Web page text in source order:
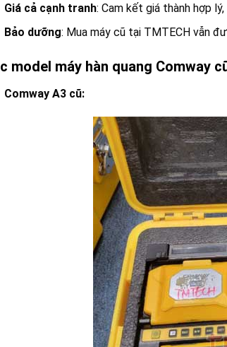
Giá cả cạnh tranh: Cam kết giá thành hợp
Bảo dưỡng: Mua máy cũ tại TMTECH vẫn
model máy hàn quang Comway
Comway A3 cũ: